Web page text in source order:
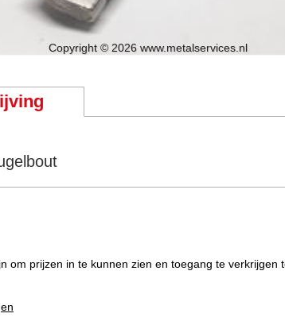
Copyright © 2026 www.metalservices.nl
om prijzen in te kunnen zien en toegang te